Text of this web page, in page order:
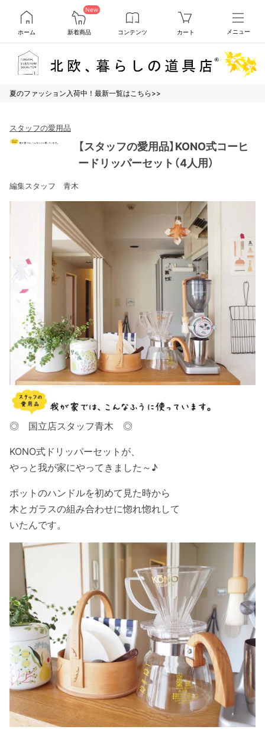
ホーム
New
新着商品 コンテンツ カート メニュー
夏のファッション入荷中！最新一覧はこちら>>
スタッフの愛用品
【スタッフの愛用品】KONO式コーヒ
ードリッパーセット（4人用）
編集スタッフ 青木
◎ 国立店スタッフ青木 ◎
KONO式ドリッパーセットが、
やっと我が家にやってきました～♪
ポットのハンドルを初めて見た時から
木とガラスの組み合わせに惚れ惚れして
いたんです。